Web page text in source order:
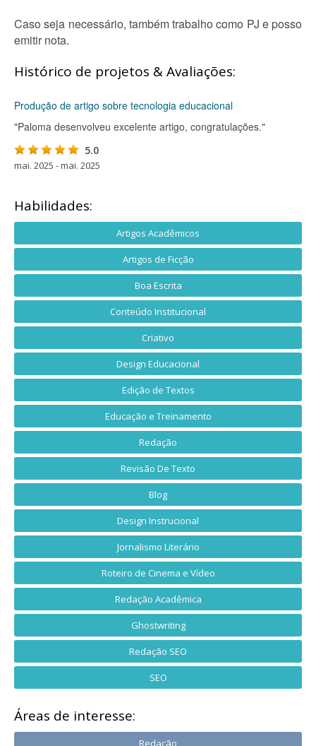
Caso seja necessário, também trabalho como PJ e posso
emitir nota.
Histórico de projetos & Avaliações:
Produção de artigo sobre tecnologia educacional
"Paloma desenvolveu excelente artigo, congratulações."
5.0
mai. 2025 - mai. 2025
Habilidades:
Artigos Acadêmicos
Artigos de Ficção
Boa Escrita
Conteúdo Institucional
Criativo
Design Educacional
Edição de Textos
Educação e Treinamento
Redação
Revisão De Texto
Blog
Design Instrucional
Jornalismo Literário
Roteiro de Cinema e Vídeo
Redação Acadêmica
Ghostwriting
Redação SEO
SEO
Áreas de interesse:
Redação